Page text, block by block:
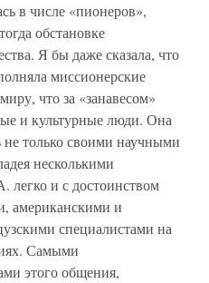
в числе «пионеров»,
обстановке
Я бы даже сказала, что
миссионерские
что за «занавесом»
и культурные люди. Она
не только своими научными
несколькими
и с достоинством
американскими и
специалистами на
Самыми
этого общения,